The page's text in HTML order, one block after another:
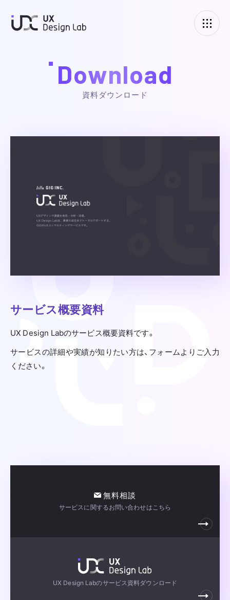
Download
資料ダウンロード
サービス概要資料
UX Design Labのサービス概要資料です。
サービスの詳細や実績が知りたい方は、フォームよりご入力
ください。
無料相談
サービスに関するお問い合わせはこちら
UX Design Labのサービス資料ダウンロード